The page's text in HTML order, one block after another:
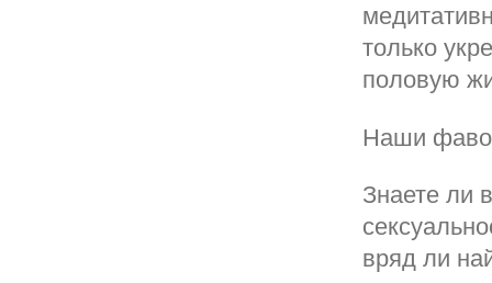
только
половую
Наши
Знаете ли
вряд ли